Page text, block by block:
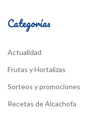
Categorías
Actualidad
Frutas y Hortalizas
Sorteos y promociones
Recetas de Alcachofa